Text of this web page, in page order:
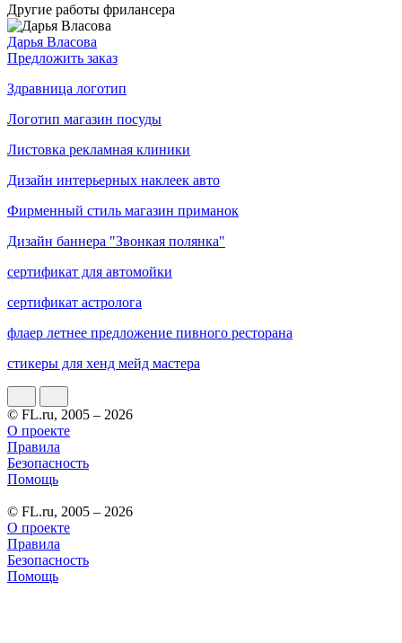
Другие работы фрилансера
Дарья Власова
Предложить заказ
Здравница логотип
Логотип магазин посуды
Листовка рекламная клиники
Дизайн интерьерных наклеек авто
Фирменный стиль магазин приманок
Дизайн баннера "Звонкая полянка"
сертификат для автомойки
сертификат астролога
флаер летнее предложение пивного ресторана
стикеры для хенд мейд мастера
© FL.ru, 2005 – 2026
О проекте
Правила
Безопасность
Помощь
© FL.ru, 2005 – 2026
О проекте
Правила
Безопасность
Помощь